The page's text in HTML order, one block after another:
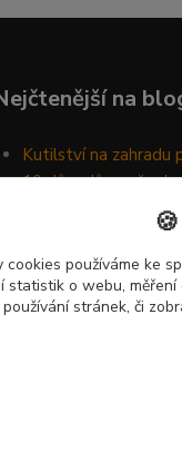
na
Kutilství na zahradu
10 důvodů, proč
chozením do přírody
Jak správně
Náhodně
cookies používáme ke
statistik o webu,
stránek, či